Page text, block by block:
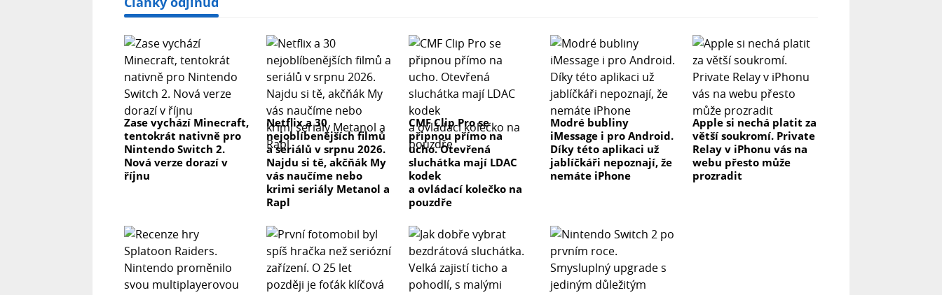
Zase vychází Minecraft,
tentokrát nativně pro
Nintendo Switch 2.
Nová verze dorazí v
říjnu
Netflix a 30
nejoblíbenějších filmů
a seriálů v srpnu 2026.
Najdu si tě, akčňák My
vás naučíme nebo
krimi seriály Metanol a
Rapl
CMF Clip Pro se
připnou přímo na
ucho. Otevřená
sluchátka mají LDAC
kodek
a ovládací kolečko na
pouzdře
Modré bubliny
iMessage i pro Android.
Díky této aplikaci už
jablíčkáři nepoznají, že
nemáte iPhone
Apple si nechá platit za
větší soukromí. Private
Relay v iPhonu vás na
webu přesto může
prozradit